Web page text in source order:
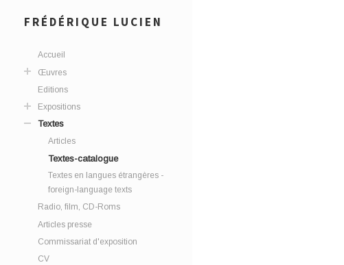
FRÉDÉRIQUE LUCIEN
Accueil
Œuvres
Editions
Expositions
Textes
Articles
Textes-catalogue
Textes en langues étrangères -
foreign-language texts
Radio, film, CD-Roms
Articles presse
Commissariat d'exposition
CV